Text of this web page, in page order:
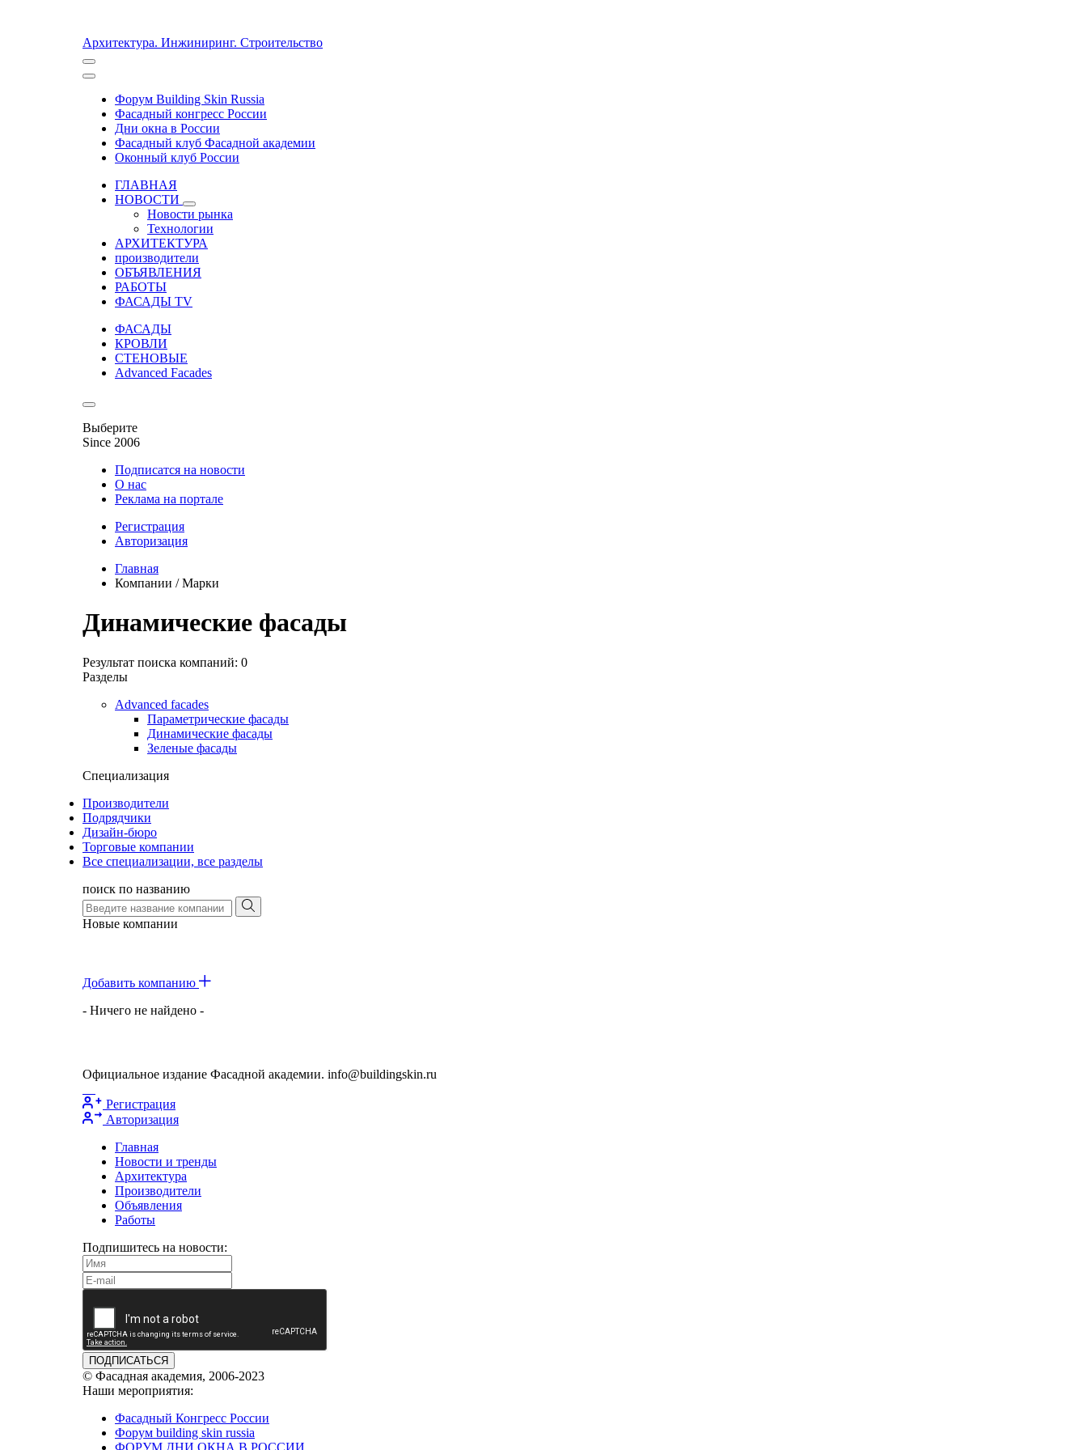
Архитектура. Инжиниринг. Строительство
Форум Building Skin Russia
Фасадный конгресс России
Дни окна в России
Фасадный клуб Фасадной академии
Оконный клуб России
ГЛАВНАЯ
НОВОСТИ
Новости рынка
Технологии
АРХИТЕКТУРА
производители
ОБЪЯВЛЕНИЯ
РАБОТЫ
ФАСАДЫ TV
ФАСАДЫ
КРОВЛИ
СТЕНОВЫЕ
Advanced Facades
Выберите
Since 2006
Подписатся на новости
О нас
Реклама на портале
Регистрация
Авторизация
Главная
Компании / Марки
Динамические фасады
Результат поиска компаний: 0
Разделы
Advanced facades
Параметрические фасады
Динамические фасады
Зеленые фасады
Специализация
Производители
Подрядчики
Дизайн-бюро
Торговые компании
Все специализации, все разделы
поиск по названию
Новые компании
Добавить компанию
- Ничего не найдено -
Официальное издание Фасадной академии. info@buildingskin.ru
Регистрация
Авторизация
Главная
Новости и тренды
Архитектура
Производители
Объявления
Работы
Подпишитесь на новости:
ПОДПИСАТЬСЯ
© Фасадная академия, 2006-2023
Наши мероприятия:
Фасадный Конгресс России
Форум building skin russia
ФОРУМ ДНИ ОКНА В РОССИИ